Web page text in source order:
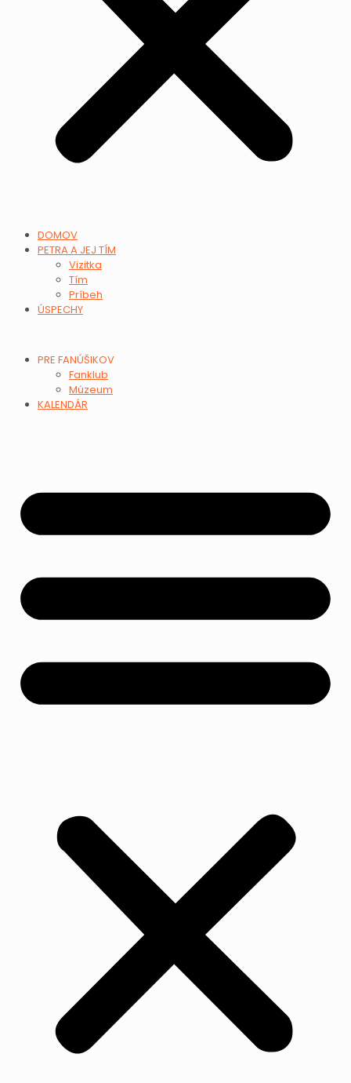
DOMOV
PETRA A JEJ TÍM
Vizitka
Tím
Príbeh
ÚSPECHY
PRE FANÚŠIKOV
Fanklub
Múzeum
KALENDÁR